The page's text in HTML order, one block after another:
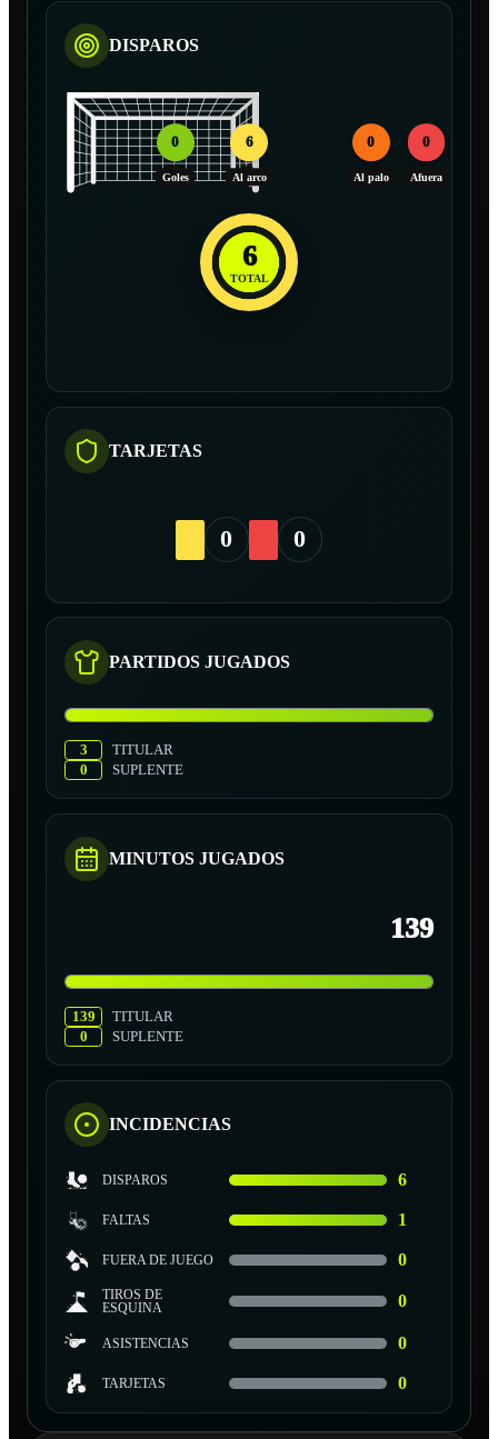
DISPAROS
0
Goles
6
Al arco
0
Al palo
0
Afuera
6
TOTAL
TARJETAS
0 0
PARTIDOS JUGADOS
3
TITULAR
0
SUPLENTE
MINUTOS JUGADOS
139
139
TITULAR
0
SUPLENTE
INCIDENCIAS
DISPAROS 6
FALTAS 1
FUERA DE JUEGO 0
TIROS DE
ESQUINA
0
ASISTENCIAS 0
TARJETAS 0